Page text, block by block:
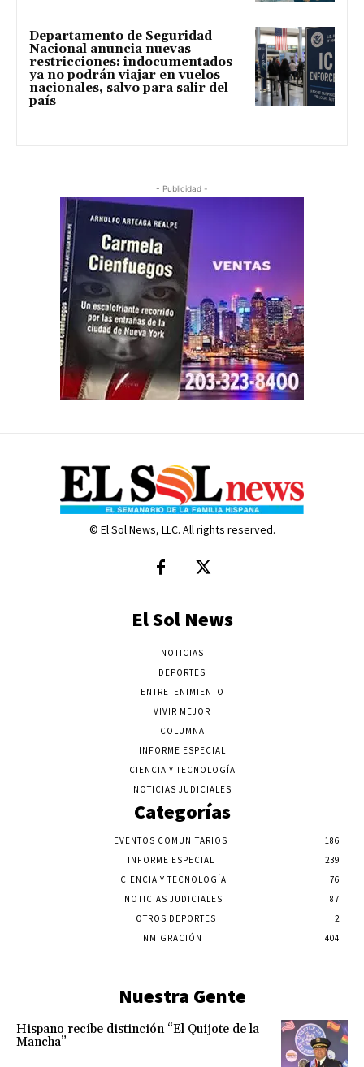
Departamento de Seguridad
Nacional anuncia nuevas
restricciones: indocumentados
ya no podrán viajar en vuelos
nacionales, salvo para salir del
país
- Publicidad -
© El Sol News, LLC. All rights reserved.
El Sol News
NOTICIAS
DEPORTES
ENTRETENIMIENTO
VIVIR MEJOR
COLUMNA
INFORME ESPECIAL
CIENCIA Y TECNOLOGÍA
NOTICIAS JUDICIALES
Categorías
EVENTOS COMUNITARIOS
186
INFORME ESPECIAL
239
CIENCIA Y TECNOLOGÍA
76
NOTICIAS JUDICIALES
87
OTROS DEPORTES
2
INMIGRACIÓN
404
Nuestra Gente
Hispano recibe distinción “El Quijote de la
Mancha”